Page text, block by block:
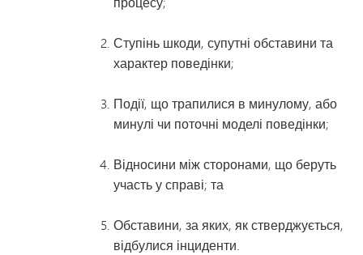
Ступінь шкоди, супутні обставини та
характер поведінки;
Події, що трапилися в минулому, або
минулі чи поточні моделі поведінки;
Відносини між сторонами, що беруть
участь у справі; та
Обставини, за яких, як стверджується,
відбулися інциденти.